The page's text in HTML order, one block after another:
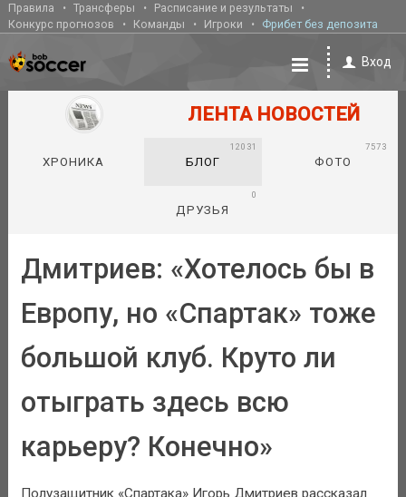
Правила Трансферы
Расписание и результаты
Конкурс прогнозов
Команды Игроки Фрибет без депозита
Вход
ЛЕНТА НОВОСТЕЙ
ХРОНИКА БЛОГ
12031
ФОТО
7573
ДРУЗЬЯ
0
Дмитриев: «Хотелось бы в
Европу, но «Спартак» тоже
большой клуб. Круто ли
отыграть здесь всю
карьеру? Конечно»
Полузащитник «Спартака» Игорь Дмитриев рассказал